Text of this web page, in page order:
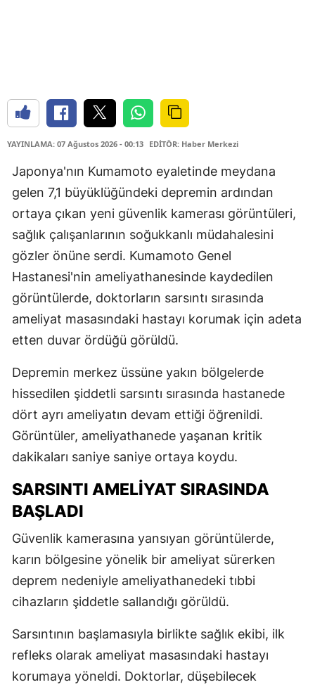
YAYINLAMA: 07 Ağustos 2026 - 00:13 EDİTÖR: Haber Merkezi
Japonya'nın Kumamoto eyaletinde meydana
gelen 7,1 büyüklüğündeki depremin ardından
ortaya çıkan yeni güvenlik kamerası görüntüleri,
sağlık çalışanlarının soğukkanlı müdahalesini
gözler önüne serdi. Kumamoto Genel
Hastanesi'nin ameliyathanesinde kaydedilen
görüntülerde, doktorların sarsıntı sırasında
ameliyat masasındaki hastayı korumak için adeta
etten duvar ördüğü görüldü.
Depremin merkez üssüne yakın bölgelerde
hissedilen şiddetli sarsıntı sırasında hastanede
dört ayrı ameliyatın devam ettiği öğrenildi.
Görüntüler, ameliyathanede yaşanan kritik
dakikaları saniye saniye ortaya koydu.
SARSINTI AMELİYAT SIRASINDA
BAŞLADI
Güvenlik kamerasına yansıyan görüntülerde,
karın bölgesine yönelik bir ameliyat sürerken
deprem nedeniyle ameliyathanedeki tıbbi
cihazların şiddetle sallandığı görüldü.
Sarsıntının başlamasıyla birlikte sağlık ekibi, ilk
refleks olarak ameliyat masasındaki hastayı
korumaya yöneldi. Doktorlar, düşebilecek